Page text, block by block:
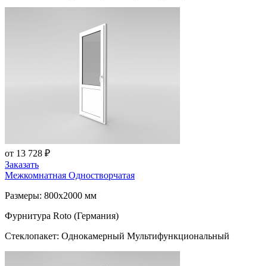
от 13 728 ₽
Заказать
Межкомнатная Одностворчатая
Размеры: 800x2000 мм
Фурнитура Roto (Германия)
Стеклопакет: Однокамерный Мультифункциональный